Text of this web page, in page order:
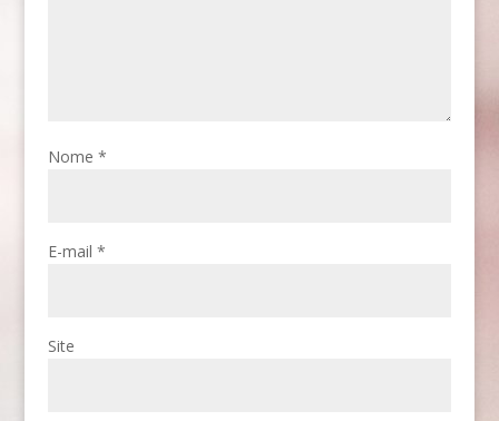
Nome *
E-mail *
Site